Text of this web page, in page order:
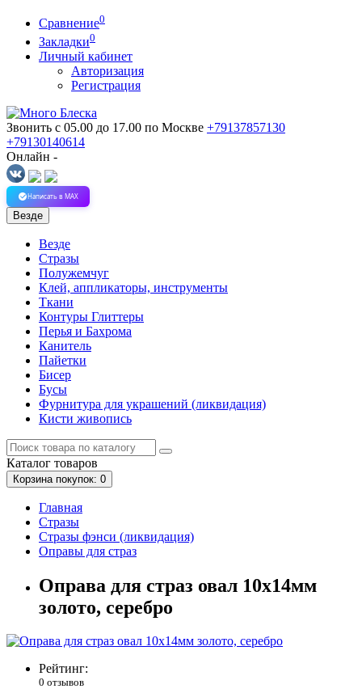
Сравнение0
Закладки0
Личный кабинет
Авторизация
Регистрация
Звонить с 05.00 до 17.00 по Москве +79137857130
+79130140614
Онлайн -
Написать в MAX
Везде
Везде
Стразы
Полужемчуг
Клей, аппликаторы, инструменты
Ткани
Контуры Глиттеры
Перья и Бахрома
Канитель
Пайетки
Бисер
Бусы
Фурнитура для украшений (ликвидация)
Кисти живопись
Каталог товаров
Корзина покупок: 0
Главная
Стразы
Стразы фэнси (ликвидация)
Оправы для страз
Оправа для страз овал 10х14мм
золото, серебро
Рейтинг:
0 отзывов